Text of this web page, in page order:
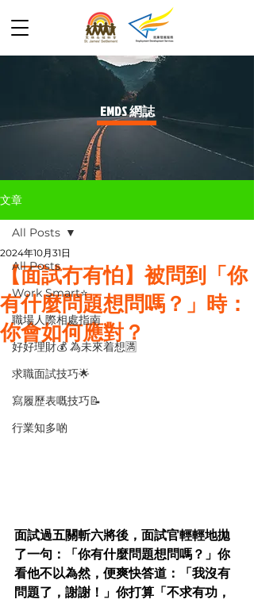
​EMDS 網誌
文章
All Posts
Work Smart⭐️
職場人際相處指南
好好理財💰 為未來着想🈵
求職面試技巧🌟
寫履歷表嘅技巧📝
行業知多啲
All Posts
【面試冇有怕】被問到「你
有什麼問題想問嗎？」時：
你會如何應對？
2024年10月31日
面試過五關斬六將後，面試官輕輕地拋
了一句：「你有什麼問題想問嗎？」你
看他不以為然，便爽快答道：「我沒有
問題了，謝謝！」你打算「不求有功，